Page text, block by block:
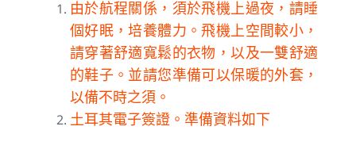
由於航程關係，須於飛機上過夜，請睡
個好眠，培養體力。飛機上空間較小，
請穿著舒適寬鬆的衣物，以及一雙舒適
的鞋子。並請您準備可以保暖的外套，
以備不時之須。
土耳其電子簽證。準備資料如下